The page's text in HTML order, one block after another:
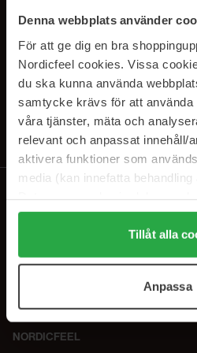
Denna webbplats använder
För att ge dig en bra
Nordicfeel cookies. Vissa
du ska kunna använda
samtycke krävs för att
våra tjänster, mäta och
relevant och anpassat innehåll/
aktivera funktioner som
media (kan innefatta behandling
Genom att trycka på "Tillåt alla
alla cookies, medan du under
användningen av cookies. Du
samt vår Integritetspolicy.
Tillåt alla
Anpassa
PRENUMERERA PÅ
NYHETSBREV
E-postadress
Genom att prenumerera accepterar du
NORDICFEEL